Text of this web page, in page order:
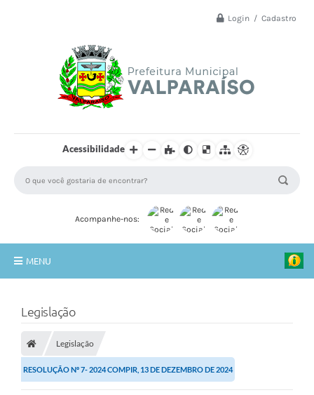
Login / Cadastro
Acessibilidade
Acompanhe-nos:
MENU
A Prefeitura
A Nossa Cidade
SECRETARIA E DEPARTAMENTOS
Legislação
Legislação
RESOLUÇÃO Nº 7- 2024 COMPIR, 13 DE DEZEMBRO DE 2024